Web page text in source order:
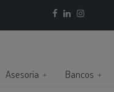
Asesoría Bancos